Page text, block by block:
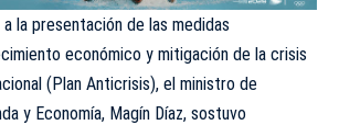
la presentación de las medidas
económico y mitigación de la crisis
(Plan Anticrisis), el ministro de
y Economía, Magín Díaz, sostuvo